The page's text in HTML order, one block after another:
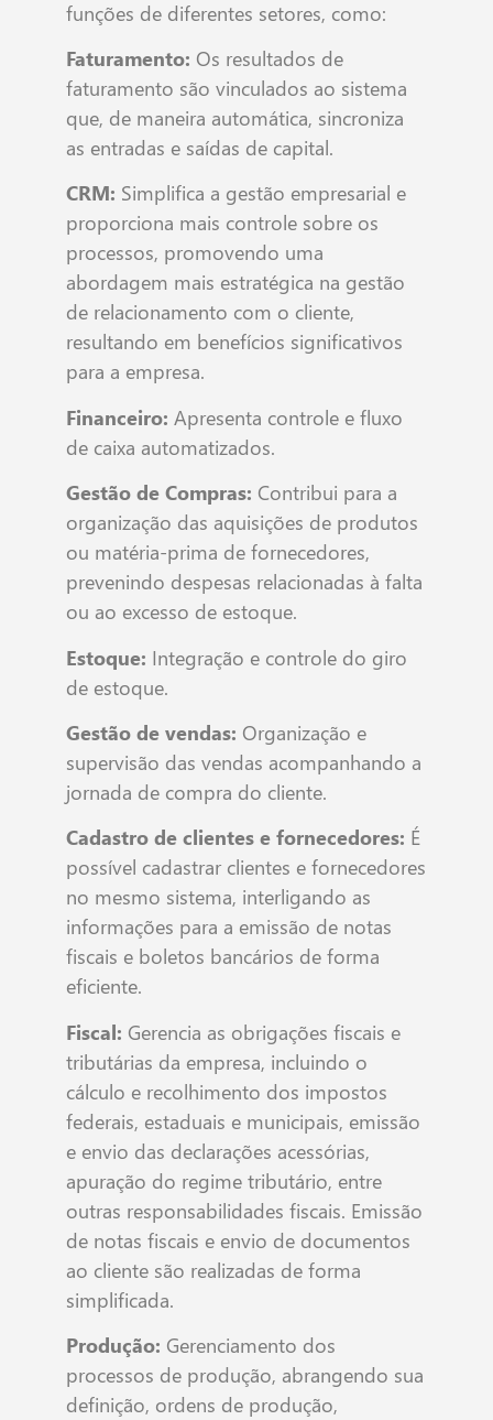
funções de diferentes setores, como:
Faturamento: Os resultados de
faturamento são vinculados ao sistema
que, de maneira automática, sincroniza
as entradas e saídas de capital.
CRM: Simplifica a gestão empresarial e
proporciona mais controle sobre os
processos, promovendo uma
abordagem mais estratégica na gestão
de relacionamento com o cliente,
resultando em benefícios significativos
para a empresa.
Financeiro: Apresenta controle e fluxo
de caixa automatizados.
Gestão de Compras: Contribui para a
organização das aquisições de produtos
ou matéria-prima de fornecedores,
prevenindo despesas relacionadas à falta
ou ao excesso de estoque.
Estoque: Integração e controle do giro
de estoque.
Gestão de vendas: Organização e
supervisão das vendas acompanhando a
jornada de compra do cliente.
Cadastro de clientes e fornecedores: É
possível cadastrar clientes e fornecedores
no mesmo sistema, interligando as
informações para a emissão de notas
fiscais e boletos bancários de forma
eficiente.
Fiscal: Gerencia as obrigações fiscais e
tributárias da empresa, incluindo o
cálculo e recolhimento dos impostos
federais, estaduais e municipais, emissão
e envio das declarações acessórias,
apuração do regime tributário, entre
outras responsabilidades fiscais. Emissão
de notas fiscais e envio de documentos
ao cliente são realizadas de forma
simplificada.
Produção: Gerenciamento dos
processos de produção, abrangendo sua
definição, ordens de produção,